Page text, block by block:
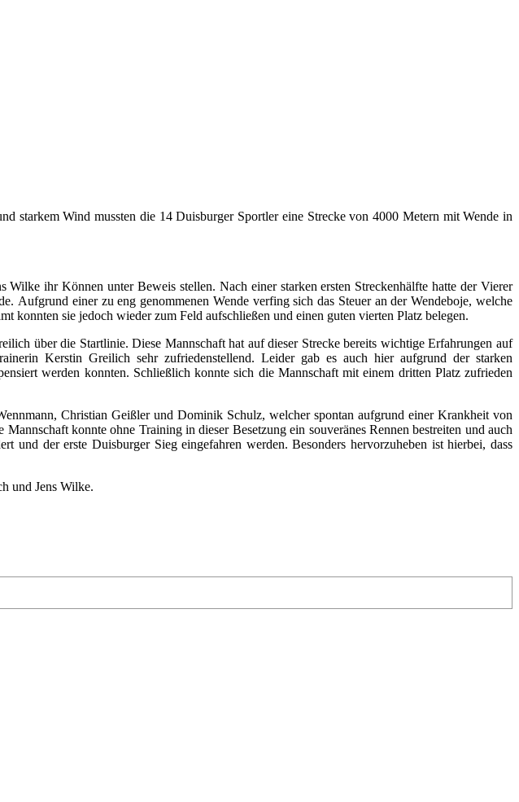
starkem Wind mussten die 14 Duisburger Sportler eine Strecke von 4000 Metern mit Wende in
ihr Können unter Beweis stellen. Nach einer starken ersten Streckenhälfte hatte der Vierer
Aufgrund einer zu eng genommenen Wende verfing sich das Steuer an der Wendeboje, welche
konnten sie jedoch wieder zum Feld aufschließen und einen guten vierten Platz belegen.
über die Startlinie. Diese Mannschaft hat auf dieser Strecke bereits wichtige Erfahrungen auf
Kerstin Greilich sehr zufriedenstellend. Leider gab es auch hier aufgrund der starken
werden konnten. Schließlich konnte sich die Mannschaft mit einem dritten Platz zufrieden
Christian Geißler und Dominik Schulz, welcher spontan aufgrund einer Krankheit von
konnte ohne Training in dieser Besetzung ein souveränes Rennen bestreiten und auch
und der erste Duisburger Sieg eingefahren werden. Besonders hervorzuheben ist hierbei, dass
und Jens Wilke.